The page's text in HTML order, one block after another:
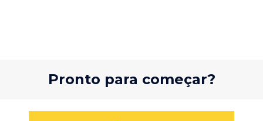
Pronto para começar?